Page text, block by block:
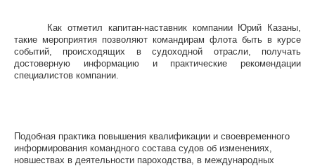
Как отметил капитан-наставник компании Юрий Казаны,
такие мероприятия позволяют командирам флота быть в курсе
событий, происходящих в судоходной отрасли, получать
достоверную информацию и практические рекомендации
специалистов компании.
Подобная практика повышения квалификации и своевременного
информирования командного состава судов об изменениях,
новшествах в деятельности пароходства, в международных